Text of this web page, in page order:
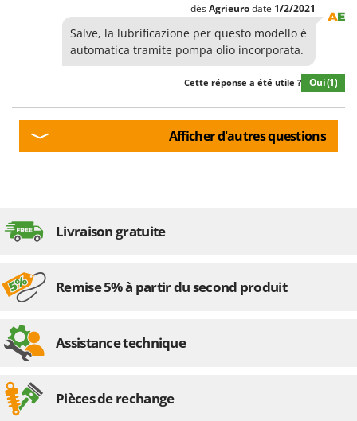
dèsAgrieurodate 1/2/2021
Salve, la lubrificazione per questo modello è
automatica tramite pompa olio incorporata.
Cette réponse a été utile ? Oui(1)
Afficher d'autres questions
Livraison gratuite
Remise 5% à partir du second produit
Assistance technique
Pièces de rechange